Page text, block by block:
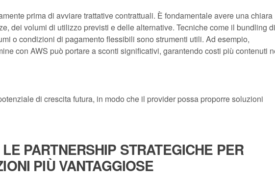
prima di avviare trattative contrattuali. È fondamentale avere una chiara
dei volumi di utilizzo previsti e delle alternative. Tecniche come il bundling di
o condizioni di pagamento flessibili sono strumenti utili. Ad esempio,
con AWS può portare a sconti significativi, garantendo costi più contenuti
di crescita futura, in modo che il provider possa proporre soluzioni
PARTNERSHIP STRATEGICHE PER
PIÙ VANTAGGIOSE